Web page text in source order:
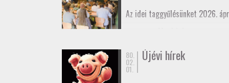
Az idei taggyűlésünket 2026.
80.
02.
01.
Újévi hírek